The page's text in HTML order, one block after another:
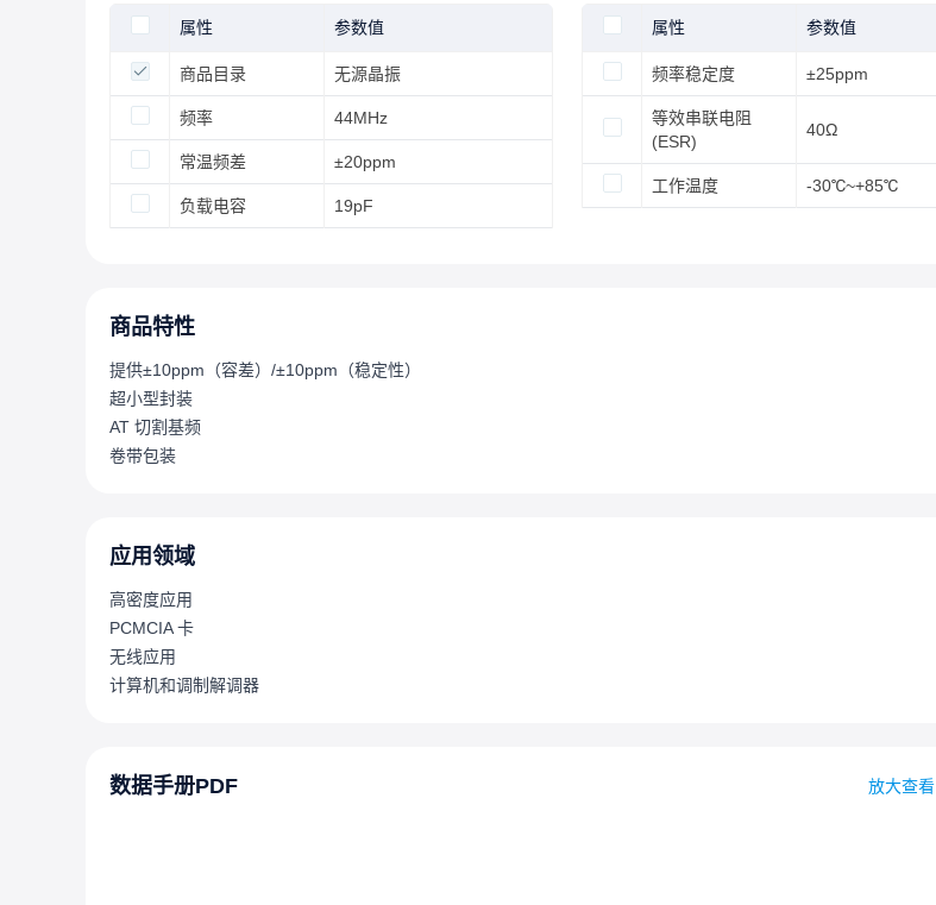
属性 参数值
商品目录 无源晶振
频率 44MHz
常温频差 ±20ppm
负载电容 19pF
属性 参数值
频率稳定度 ±25ppm
等效串联电阻
(ESR)
40Ω
工作温度 -30℃~+85℃
商品特性
提供±10ppm（容差）/±10ppm（稳定性）
超小型封装
AT 切割基频
卷带包装
应用领域
高密度应用
PCMCIA 卡
无线应用
计算机和调制解调器
数据手册PDF 放大查看